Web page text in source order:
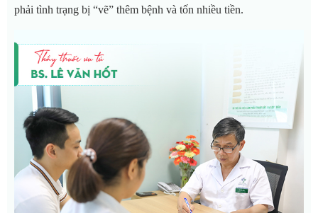
phải tình trạng bị “vẽ” thêm bệnh và tốn nhiều tiền.